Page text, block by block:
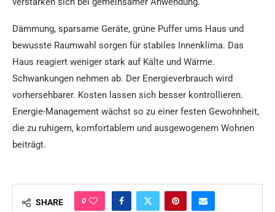
Dämmung, sparsame Geräte, grüne Puffer ums Haus und
bewusste Raumwahl sorgen für stabiles Innenklima. Das
Haus reagiert weniger stark auf Kälte und Wärme.
Schwankungen nehmen ab. Der Energieverbrauch wird
vorhersehbarer. Kosten lassen sich besser kontrollieren.
Energie-Management wächst so zu einer festen Gewohnheit,
die zu ruhigem, komfortablem und ausgewogenem Wohnen
beiträgt.
SHARE 0